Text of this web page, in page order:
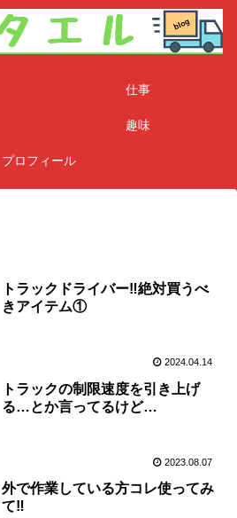
仕事
趣味
プロフィール
トラックドライバー‼️絶対買うべ
きアイテム①
2024.04.14
トラックの制限速度を引き上げ
る…とか言ってるけど…
2023.08.07
外で作業している方コレ使ってみ
て‼️